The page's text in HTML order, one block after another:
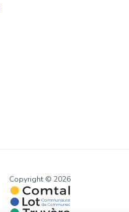
Copyright © 2026